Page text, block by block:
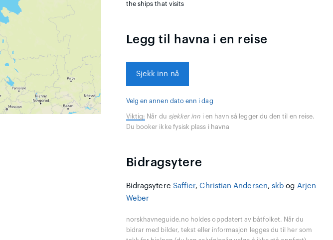
the ships that visits
Legg til havna i en reise
Sjekk inn nå
Velg en annen dato enn i dag
Viktig: Når du sjekker inn i en havn så legger du den til en reise.
Du booker ikke fysisk plass i havna
Bidragsytere
Bidragsytere Saffier,Christian Andersen, skb og Arjen
Weber
norskhavneguide.no holdes oppdatert av båtfolket. Når du
bidrar med bilder, tekst eller informasjon legges du til her som